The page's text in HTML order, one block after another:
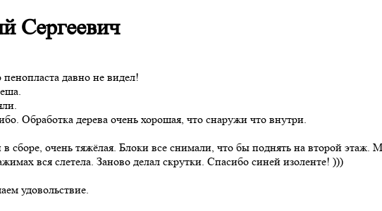
Сергеевич
давно не видел!
Обработка дерева очень хорошая, что снаружи что внутри.
сборе, очень тяжёлая. Блоки все снимали, что бы поднять на второй этаж.
вся слетела. Заново делал скрутки. Спасибо синей изоленте! )))
удовольствие.